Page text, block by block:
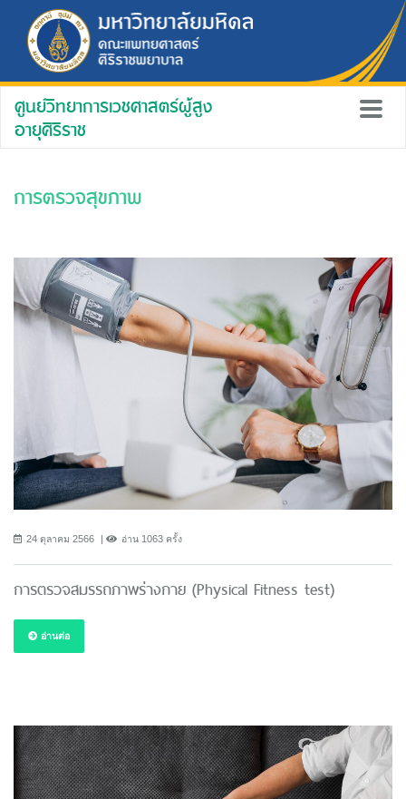
ศูนย์วิทยาการเวชศาสตร์ผู้สูง
อายุศิริราช
การตรวจสุขภาพ
24 ตุลาคม 2566 อ่าน 1063 ครั้ง
การตรวจสมรรถภาพร่างกาย (Physical Fitness test)
อ่านต่อ